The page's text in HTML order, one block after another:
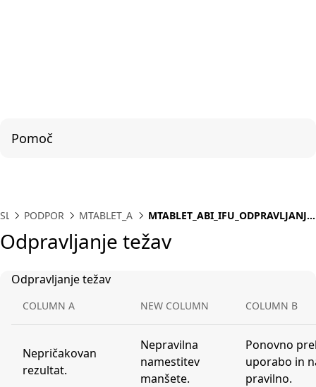
Pomoč
SL PODPORA MTABLET_ABI MTABLET_ABI_IFU_ODPRAVLJANJE
Odpravljanje težav
Odpravljanje težav
COLUMN A NEW COLUMN COLUMN B
Nepričakovan
rezultat.
Nepravilna
namestitev
manšete.
Ponovno
uporabo in
pravilno.